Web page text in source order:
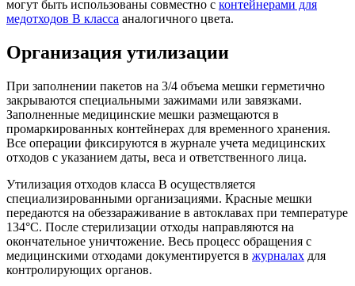
могут быть использованы совместно с контейнерами для
медотходов В класса аналогичного цвета.
Организация утилизации
При заполнении пакетов на 3/4 объема мешки герметично
закрываются специальными зажимами или завязками.
Заполненные медицинские мешки размещаются в
промаркированных контейнерах для временного хранения.
Все операции фиксируются в журнале учета медицинских
отходов с указанием даты, веса и ответственного лица.
Утилизация отходов класса В осуществляется
специализированными организациями. Красные мешки
передаются на обеззараживание в автоклавах при температуре
134°C. После стерилизации отходы направляются на
окончательное уничтожение. Весь процесс обращения с
медицинскими отходами документируется в журналах для
контролирующих органов.